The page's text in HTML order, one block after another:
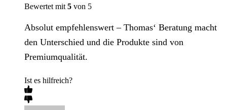
Bewertet mit 5 von 5
Absolut empfehlenswert – Thomas‘ Beratung macht
den Unterschied und die Produkte sind von
Premiumqualität.
Ist es hilfreich?